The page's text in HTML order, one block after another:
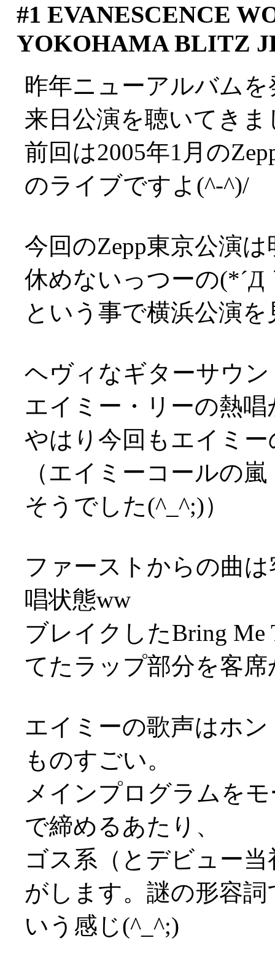
#1 EVANESCENCE
YOKOHAMA BLITZ
昨年ニューアルバム
来日公演を聴いてきま
前回は2005年1月の
のライブですよ(^-^)/
今回のZepp東京公演
休めないっつーの(*´Д
という事で横浜公演
ヘヴィなギターサウ
エイミー・リーの熱
やはり今回もエイミ
（エイミーコールの
そうでした(^_^;)）
ファーストからの曲
唱状態ww
ブレイクしたBring
てたラップ部分を客
エイミーの歌声はホ
ものすごい。
メインプログラムを
で締めるあたり、
ゴス系（とデビュー
がします。謎の形容
いう感じ(^_^;)